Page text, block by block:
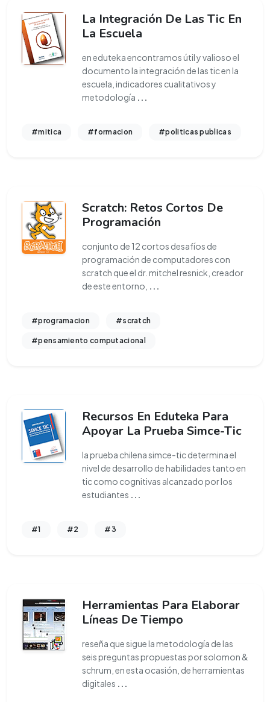
La Integración De Las Tic En
La Escuela
en eduteka encontramos útil y valioso el
documento la integración de las tic en la
escuela, indicadores cualitativos y
metodología ...
#mitica #formacion #politicas publicas
Scratch: Retos Cortos De
Programación
conjunto de 12 cortos desafíos de
programación de computadores con
scratch que el dr. mitchel resnick, creador
de este entorno, ...
#programacion #scratch
#pensamiento computacional
Recursos En Eduteka Para
Apoyar La Prueba Simce-Tic
la prueba chilena simce-tic determina el
nivel de desarrollo de habilidades tanto en
tic como cognitivas alcanzado por los
estudiantes ...
#1 #2 #3
Herramientas Para Elaborar
Líneas De Tiempo
reseña que sigue la metodología de las
seis preguntas propuestas por solomon &
schrum, en esta ocasión, de herramientas
digitales ...